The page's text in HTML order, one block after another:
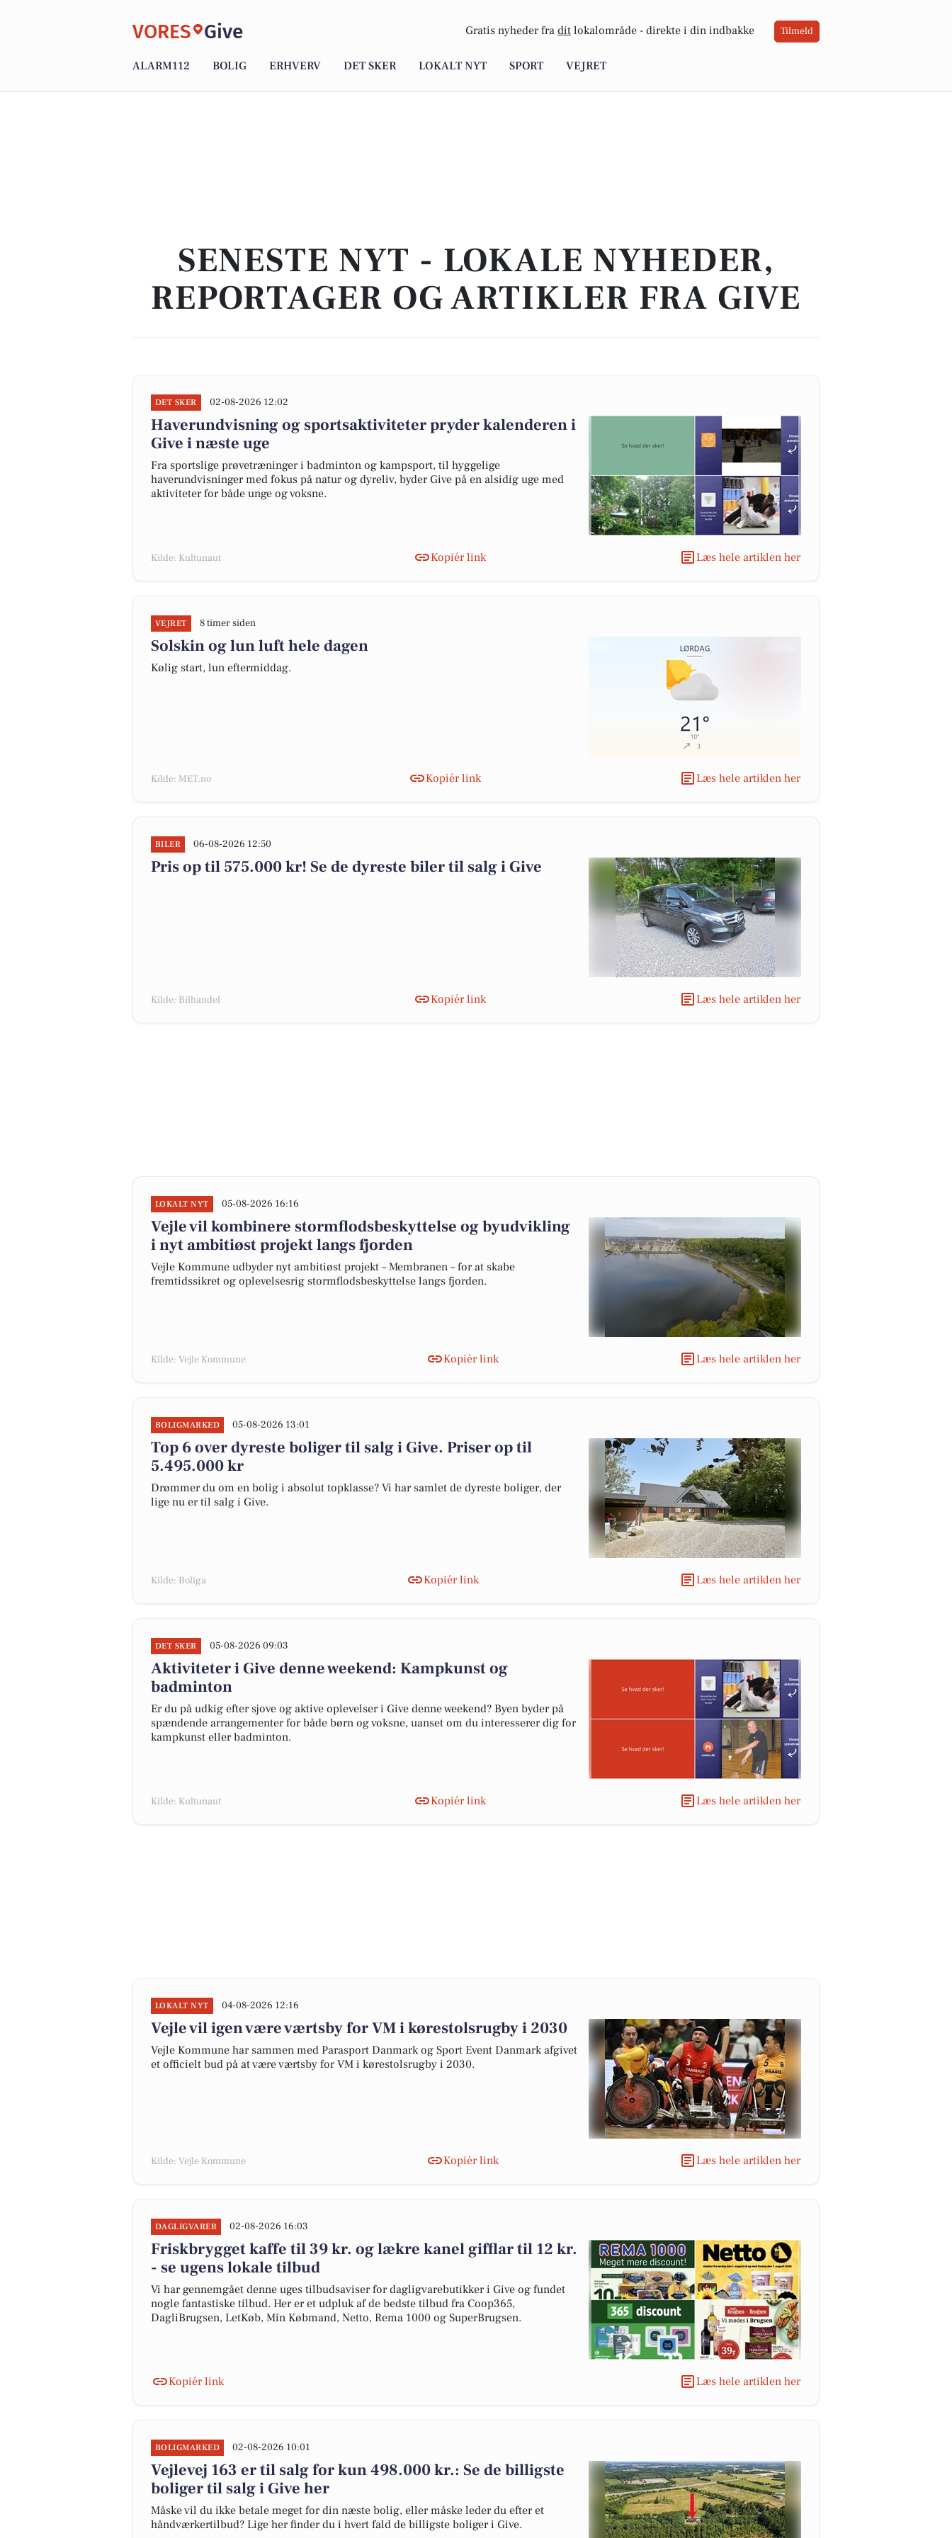
VORES Give Gratis nyheder fra dit lokalområde - direkte i din indbakke Tilmeld
ALARM112 BOLIG ERHVERV DET SKER LOKALT NYT SPORT VEJRET
SENESTE NYT - LOKALE NYHEDER,
REPORTAGER OG ARTIKLER FRA GIVE
DET SKER 02-08-2026 12:02
Haverundvisning og sportsaktiviteter pryder kalenderen i
Give i næste uge
Fra sportslige prøvetræninger i badminton og kampsport, til hyggelige
haverundvisninger med fokus på natur og dyreliv, byder Give på en alsidig uge med
aktiviteter for både unge og voksne.
Kilde: Kultunaut Kopiér link Læs hele artiklen her
VEJRET 8 timer siden
Solskin og lun luft hele dagen
Kølig start, lun eftermiddag.
Kilde: MET.no Kopiér link Læs hele artiklen her
BILER 06-08-2026 12:50
Pris op til 575.000 kr! Se de dyreste biler til salg i Give
Kilde: Bilhandel Kopiér link Læs hele artiklen her
LOKALT NYT 05-08-2026 16:16
Vejle vil kombinere stormflodsbeskyttelse og byudvikling
i nyt ambitiøst projekt langs fjorden
Vejle Kommune udbyder nyt ambitiøst projekt – Membranen – for at skabe
fremtidssikret og oplevelsesrig stormflodsbeskyttelse langs fjorden.
Kilde: Vejle Kommune Kopiér link Læs hele artiklen her
BOLIGMARKED 05-08-2026 13:01
Top 6 over dyreste boliger til salg i Give. Priser op til
5.495.000 kr
Drømmer du om en bolig i absolut topklasse? Vi har samlet de dyreste boliger, der
lige nu er til salg i Give.
Kilde: Boliga Kopiér link Læs hele artiklen her
DET SKER 05-08-2026 09:03
Aktiviteter i Give denne weekend: Kampkunst og
badminton
Er du på udkig efter sjove og aktive oplevelser i Give denne weekend? Byen byder på
spændende arrangementer for både børn og voksne, uanset om du interesserer dig for
kampkunst eller badminton.
Kilde: Kultunaut Kopiér link Læs hele artiklen her
LOKALT NYT 04-08-2026 12:16
Vejle vil igen være værtsby for VM i kørestolsrugby i 2030
Vejle Kommune har sammen med Parasport Danmark og Sport Event Danmark afgivet
et officielt bud på at være værtsby for VM i kørestolsrugby i 2030.
Kilde: Vejle Kommune Kopiér link Læs hele artiklen her
DAGLIGVARER 02-08-2026 16:03
Friskbrygget kaffe til 39 kr. og lækre kanel gifflar til 12 kr.
- se ugens lokale tilbud
Vi har gennemgået denne uges tilbudsaviser for dagligvarebutikker i Give og fundet
nogle fantastiske tilbud. Her er et udpluk af de bedste tilbud fra Coop365,
DagliBrugsen, LetKøb, Min Købmand, Netto, Rema 1000 og SuperBrugsen.
Kopiér link Læs hele artiklen her
BOLIGMARKED 02-08-2026 10:01
Vejlevej 163 er til salg for kun 498.000 kr.: Se de billigste
boliger til salg i Give her
Måske vil du ikke betale meget for din næste bolig, eller måske leder du efter et
håndværkertilbud? Lige her finder du i hvert fald de billigste boliger i Give.